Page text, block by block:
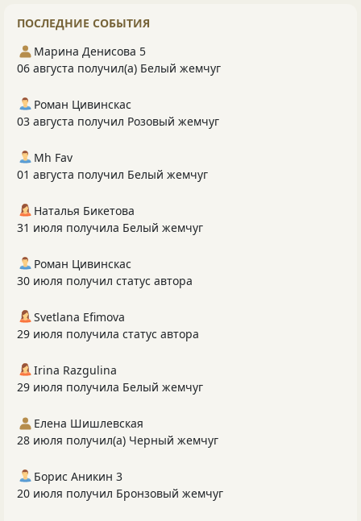
ПОСЛЕДНИЕ СОБЫТИЯ
Марина Денисова 5
06 августа получил(а) Белый жемчуг
Роман Цивинскас
03 августа получил Розовый жемчуг
Mh Fav
01 августа получил Белый жемчуг
Наталья Бикетова
31 июля получила Белый жемчуг
Роман Цивинскас
30 июля получил статус автора
Svetlana Efimova
29 июля получила статус автора
Irina Razgulina
29 июля получила Белый жемчуг
Елена Шишлевская
28 июля получил(а) Черный жемчуг
Борис Аникин 3
20 июля получил Бронзовый жемчуг